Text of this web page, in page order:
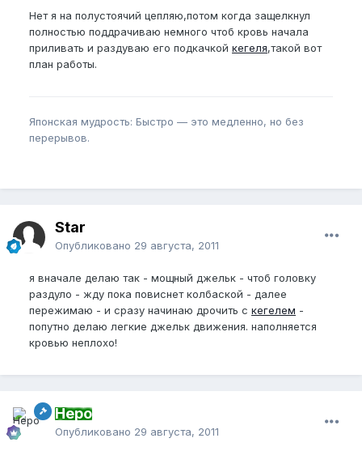
Нет я на полустоячий цепляю,потом когда защелкнул
полностью поддрачиваю немного чтоб кровь начала
приливать и раздуваю его подкачкой кегеля,такой вот
план работы.
Японская мудрость: Быстро — это медленно, но без
перерывов.
Star
Опубликовано 29 августа, 2011
я вначале делаю так - мощный джельк - чтоб головку
раздуло - жду пока повиснет колбаской - далее
пережимаю - и сразу начинаю дрочить с кегелем -
попутно делаю легкие джельк движения. наполняется
кровью неплохо!
Неро
Опубликовано 29 августа, 2011